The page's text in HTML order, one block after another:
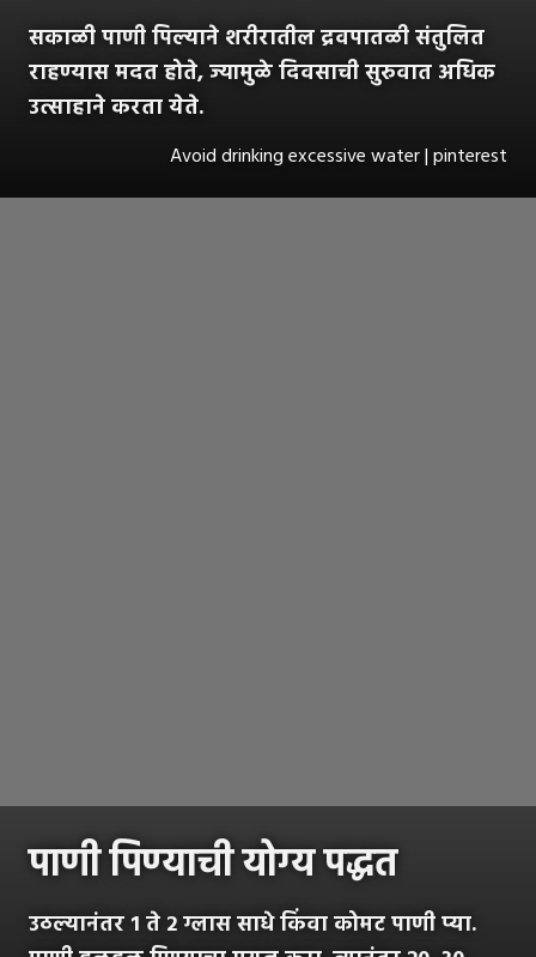
सकाळी पाणी पिल्याने शरीरातील द्रवपातळी संतुलित
राहण्यास मदत होते, ज्यामुळे दिवसाची सुरुवात अधिक
उत्साहाने करता येते.
Avoid drinking excessive water | pinterest
पाणी पिण्याची योग्य पद्धत
उठल्यानंतर 1 ते 2 ग्लास साधे किंवा कोमट पाणी प्या.